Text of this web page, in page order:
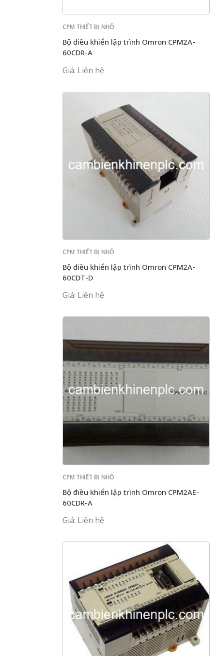
CPM THIẾT BỊ NHỎ
Bộ điều khiển lập trình Omron CPM2A-
60CDR-A
Giá: Liên hệ
CPM THIẾT BỊ NHỎ
Bộ điều khiển lập trình Omron CPM2A-
60CDT-D
Giá: Liên hệ
CPM THIẾT BỊ NHỎ
Bộ điều khiển lập trình Omron CPM2AE-
60CDR-A
Giá: Liên hệ